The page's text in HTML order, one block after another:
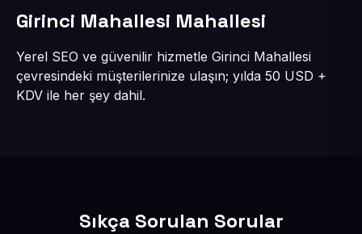
Girinci Mahallesi Mahallesi
Yerel SEO ve güvenilir hizmetle Girinci Mahallesi
çevresindeki müşterilerinize ulaşın; yılda 50 USD +
KDV ile her şey dahil.
Sıkça Sorulan Sorular